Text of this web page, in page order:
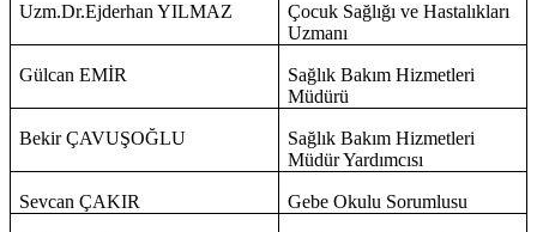
Uzm.Dr.Ejderhan YILMAZ
Çocuk Sağlığı ve Hastalıkları
Uzmanı
Gülcan EMİR
Sağlık Bakım Hizmetleri
Müdürü
Bekir ÇAVUŞOĞLU
Sağlık Bakım Hizmetleri
Müdür Yardımcısı
Sevcan ÇAKIR Gebe Okulu Sorumlusu